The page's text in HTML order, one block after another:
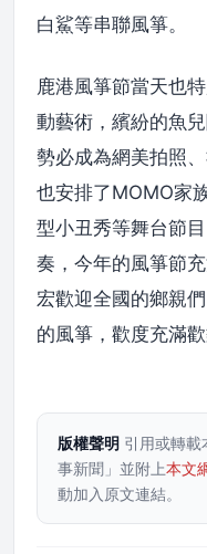
白鯊等串聯風箏。
鹿港風箏節當天也
動藝術，繽紛的魚
勢必成為網美拍照
也安排了MOMO家
型小丑秀等舞台節
奏，今年的風箏節
宏歡迎全國的鄉親
的風箏，歡度充滿
版權聲明 引用或轉載
事新聞」並附上本文
動加入原文連結。